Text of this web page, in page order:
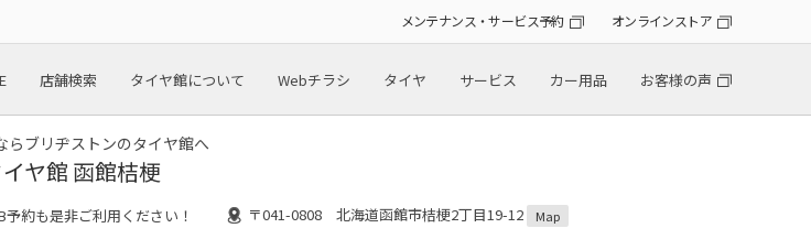
メンテナンス・サービス予約 オンラインストア
店舗検索 タイヤ館について Webチラシ タイヤ サービス カー用品 お客様の声
らブリヂストンのタイヤ館へ
ヤ館 函館桔梗
約も是非ご利用ください！ 〒041-0808 北海道函館市桔梗2丁目19-12 Map